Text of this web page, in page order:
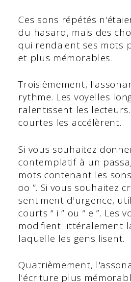
Ces sons répétés
du hasard, mais des
qui rendaient ses mots
et plus mémorables.
Troisièmement,
rythme. Les voyelles
ralentissent les
courtes les accélèrent.
Si vous souhaitez
contemplatif à un
mots contenant les sons
oo ”. Si vous souhaitez
sentiment d'urgence,
courts “ i ” ou “ e ”. Les
modifient littéralement
laquelle les gens lisent.
Quatrièmement,
l'écriture plus